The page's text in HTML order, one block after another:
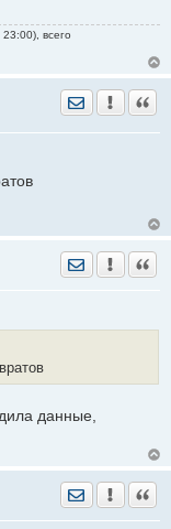
всего
Отправить
Отправить
данные,
Отправить